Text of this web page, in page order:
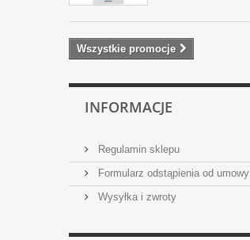
Wszystkie promocje
INFORMACJE
Regulamin sklepu
Formularz odstąpienia od umowy
Wysyłka i zwroty